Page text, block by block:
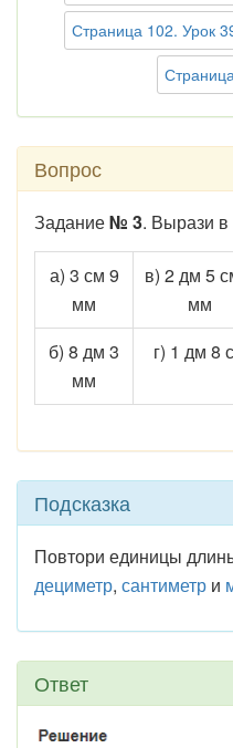
Страница 102. Урок
Вопрос
Задание№ 3. Вырази
а) 3 см 9
мм
в) 2 дм 5
мм
б) 8 дм 3
мм
г) 1 дм 8
Подсказка
Повтори единицы
дециметр, сантиметр и
Ответ